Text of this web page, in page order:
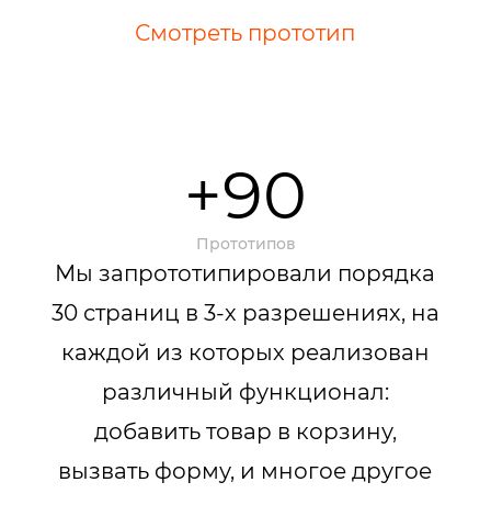
Смотреть прототип
+90
Прототипов
Мы запрототипировали порядка
30 страниц в 3-х разрешениях, на
каждой из которых реализован
различный функционал:
добавить товар в корзину,
вызвать форму, и многое другое